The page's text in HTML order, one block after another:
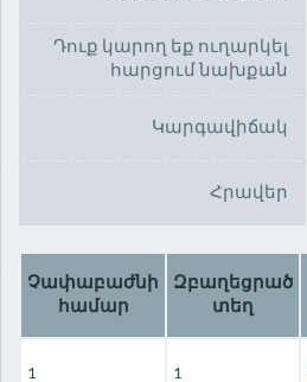
Դուք կարող եք ուղարկել
հարցում նախքան
Կարգավիճակ
Հրավեր
Չափաբաժնի
համար
Զբաղեցրած
տեղ
1 1